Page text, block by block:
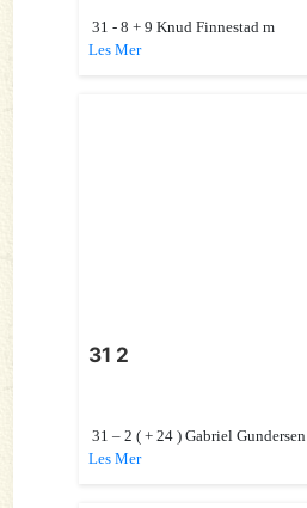
31 - 8 + 9 Knud Finnestad m
Les Mer
31 2
31 – 2 ( + 24 ) Gabriel
Les Mer